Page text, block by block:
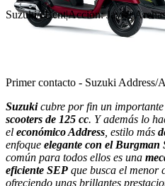
Suzuki/eBent|Acción: Javier
Primer contacto - Suzuki Address/
Suzukicubre por fin un importante
scooters de 125 cc. Y además lo
el económico Address, estilo más
enfoque elegante con el Burgman
común para todos ellos es una
eficiente SEP que busca el menor
ofreciendo unas brillantes